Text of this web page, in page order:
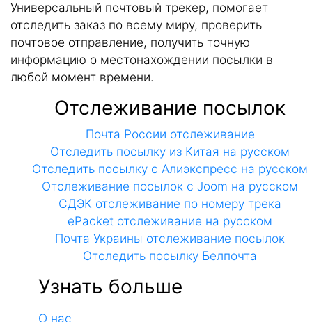
Универсальный почтовый трекер, помогает
отследить заказ по всему миру, проверить
почтовое отправление, получить точную
информацию о местонахождении посылки в
любой момент времени.
Отслеживание посылок
Почта России отслеживание
Отследить посылку из Китая на русском
Отследить посылку с Алиэкспресс на русском
Отслеживание посылок с Joom на русском
СДЭК отслеживание по номеру трека
ePacket отслеживание на русском
Почта Украины отслеживание посылок
Отследить посылку Белпочта
Узнать больше
О нас